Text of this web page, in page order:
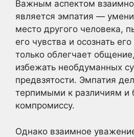
Важным аспектом
является эмпатия —
место другого человека,
его чувства и осознать
только облегчает
избежать необдуманных
предвзятости. Эмпатия
терпимыми к различиям и
компромиссу.
Однако взаимное